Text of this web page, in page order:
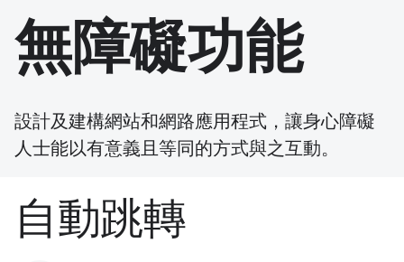
無障礙功能
設計及建構網站和網路應用程式，讓身心障礙
人士能以有意義且等同的方式與之互動。
自動跳轉